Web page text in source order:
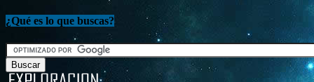
¿Qué es lo que buscas?